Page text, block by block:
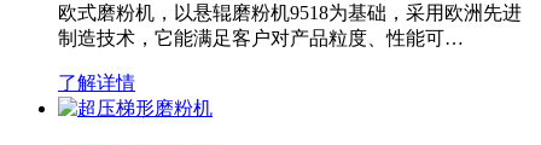
欧式磨粉机，以悬辊磨粉机9518为基础，采用欧洲先进
制造技术，它能满足客户对产品粒度、性能可…
了解详情